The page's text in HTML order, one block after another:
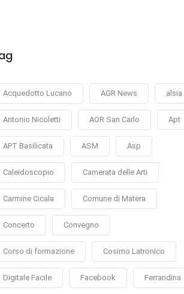
Acquedotto Lucano AGR News alsia
Antonio Nicoletti AOR San Carlo Apt
APT Basilicata ASM Asp
Caleidoscopio Camerata delle Arti
Carmine Cicala Comune di Matera
Concerto Convegno
Corso di formazione Cosimo Latronico
Digitale Facile Facebook Ferrandina